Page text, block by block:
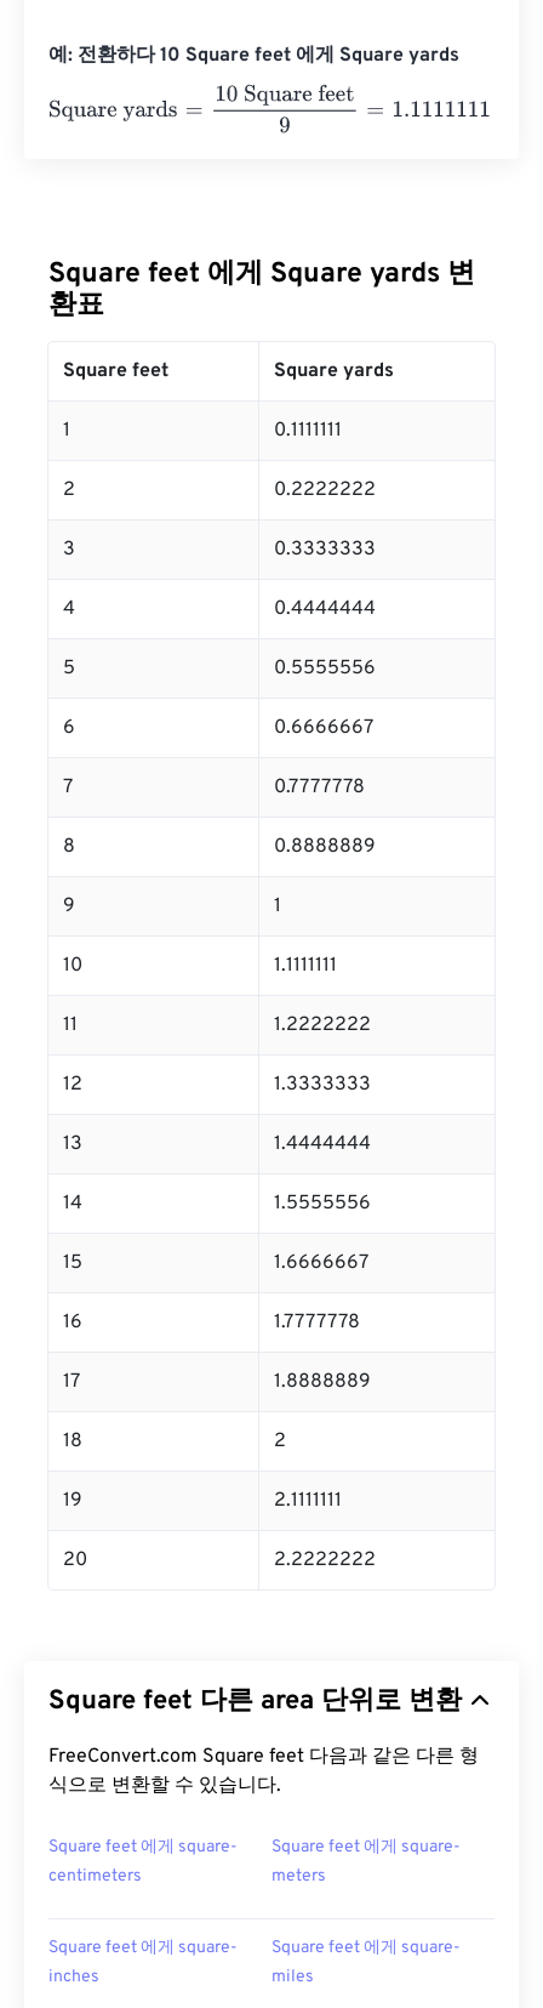
예: 전환하다 10 Square feet 에게 Square yards
Square yards = 10 Square feet9 =1.1111111 Square yards
Square feet 에게 Square yards 변
환표
Square feet Square yards
1 0.1111111
2 0.2222222
3 0.3333333
4 0.4444444
5 0.5555556
6 0.6666667
7 0.7777778
8 0.8888889
9 1
10 1.1111111
11 1.2222222
12 1.3333333
13 1.4444444
14 1.5555556
15 1.6666667
16 1.7777778
17 1.8888889
18 2
19 2.1111111
20 2.2222222
Square feet 다른 area 단위로 변환
FreeConvert.com Square feet 다음과 같은 다른 형
식으로 변환할 수 있습니다.
Square feet 에게 square-
centimeters
Square feet 에게 square-
meters
Square feet 에게 square-
inches
Square feet 에게 square-
miles